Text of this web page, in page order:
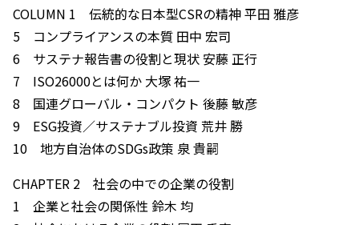
COLUMN 1 伝統的な日本型CSRの精神 平田 雅彦
5 コンプライアンスの本質 田中 宏司
6 サステナ報告書の役割と現状 安藤 正行
7 ISO26000とは何か 大塚 祐一
8 国連グローバル・コンパクト 後藤 敏彦
9 ESG投資／サステナブル投資 荒井 勝
10 地方自治体のSDGs政策 泉 貴嗣
CHAPTER 2 社会の中での企業の役割
1 企業と社会の関係性 鈴木 均